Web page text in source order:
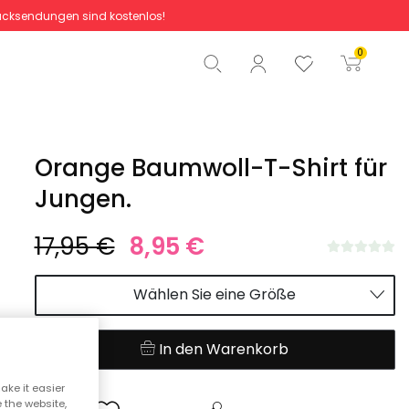
sind kostenlos!
0
Gesamtbetrag 0,00 €
Start der Bestellung
Orange Baumwoll-T-Shirt für
Jungen.
17,95 € 8,95 €
Wählen Sie eine Größe
In den Warenkorb
it easier
the website,